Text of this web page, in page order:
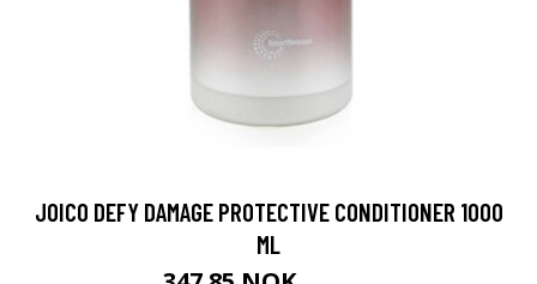
JOICO DEFY DAMAGE PROTECTIVE CONDITIONER 1000
ML